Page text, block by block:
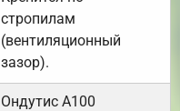
стропилам
(вентиляционный
зазор).
Ондутис А100